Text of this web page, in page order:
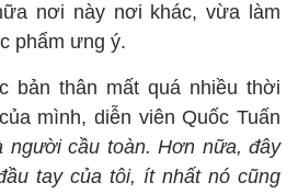
nơi này nơi khác, vừa làm
phẩm ưng ý.
bản thân mất quá nhiều thời
mình, diễn viên Quốc Tuấn
người cầu toàn. Hơn nữa, đây
tay của tôi, ít nhất nó cũng